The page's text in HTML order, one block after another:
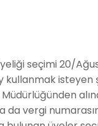
seçimi 20/
kullanmak isteyen
vergi